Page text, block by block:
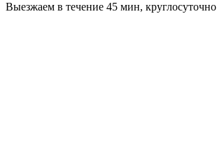
Выезжаем в течение 45 мин, круглосуточно